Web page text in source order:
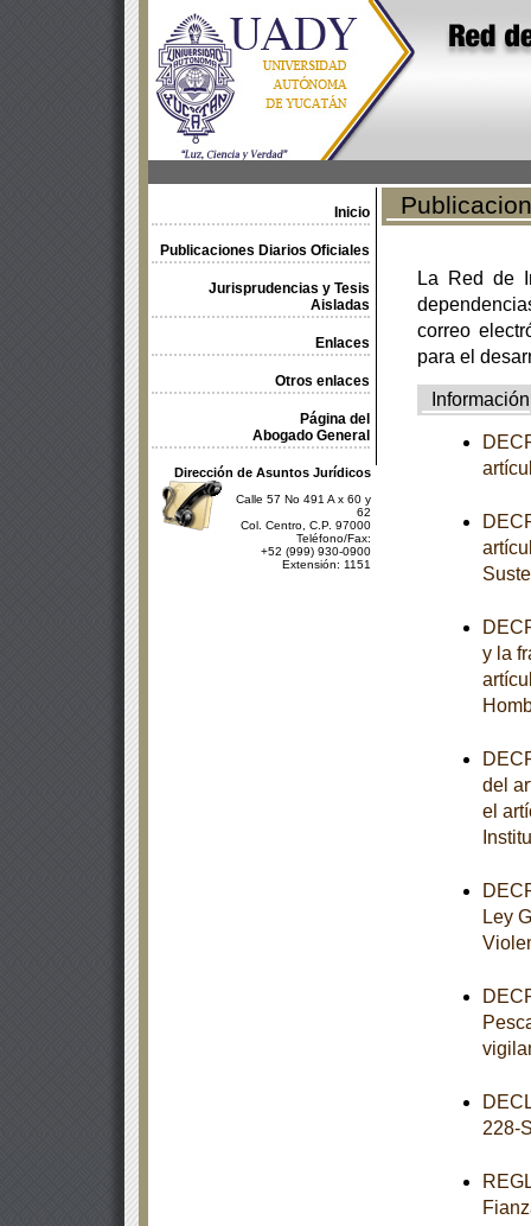
Inicio
Publicaciones Diarios Oficiales
Jurisprudencias y Tesis
Aisladas
Enlaces
Otros enlaces
Página del
Abogado General
Dirección de Asuntos Jurídicos
Calle 57 No 491 A x 60 y
62
Col. Centro, C.P. 97000
Teléfono/Fax:
+52 (999) 930-0900
Extensión: 1151
La Red de
correo
para el
Información
y la
del
el
Ley
228-